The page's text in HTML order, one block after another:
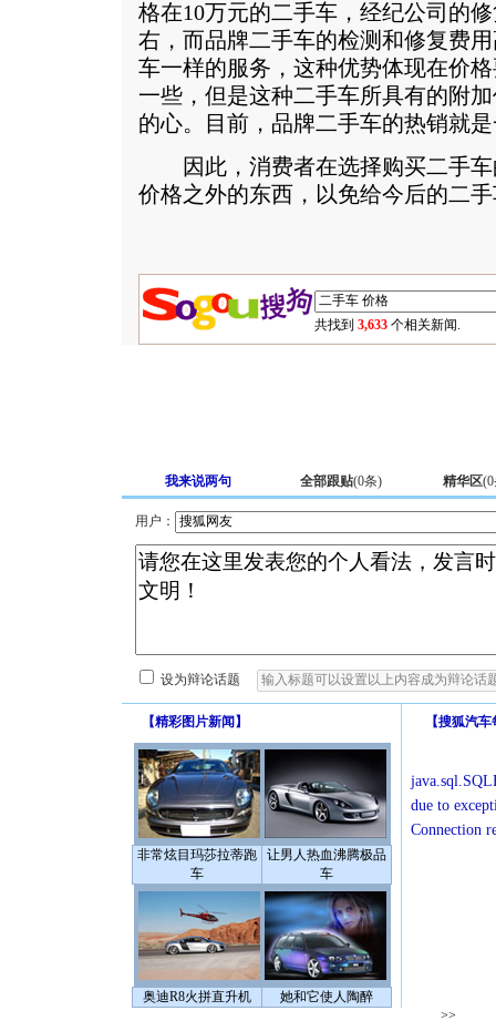
格在10万元的二手车，经纪公司的
右，而品牌二手车的检测和修复费
车一样的服务，这种优势体现在价
一些，但是这种二手车所具有的附
的心。目前，品牌二手车的热销就
因此，消费者在选择购买二手车
价格之外的东西，以免给今后的二
共找到 3,633 个相关新闻.
我来说两句 全部跟贴(0条) 精华区(0
用户：
设为辩论话题
【精彩图片新闻 】
非常炫目玛莎拉蒂跑
车
让男人热血沸腾极品
车
奥迪R8火拼直升机 她和它使人陶醉
【搜狐汽车
due to
Connection
>>